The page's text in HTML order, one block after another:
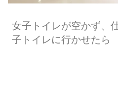
女子トイレが空かず、
子トイレに行かせたら